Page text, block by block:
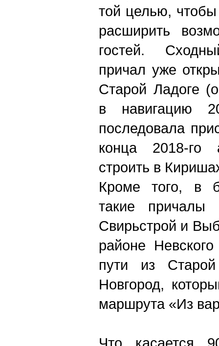
той целью, чтобы
расширить
гостей.
причал уже
Старой Ладоге
в навигацию
последовала
конца 2018-го
строить в
Кроме того, в
такие причалы
Свирьстрой и
районе
пути из
Новгород,
маршрута «Из